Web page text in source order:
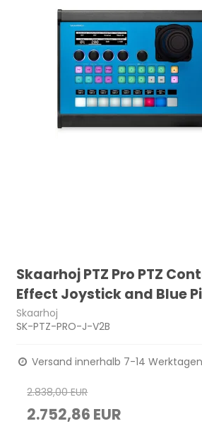
Skaarhoj PTZ Pro PTZ
Effect Joystick and Blue
Skaarhoj
SK-PTZ-PRO-J-V2B
Versand innerhalb 7-14 Werktagen
2.838,00 EUR
2.752,86 EUR